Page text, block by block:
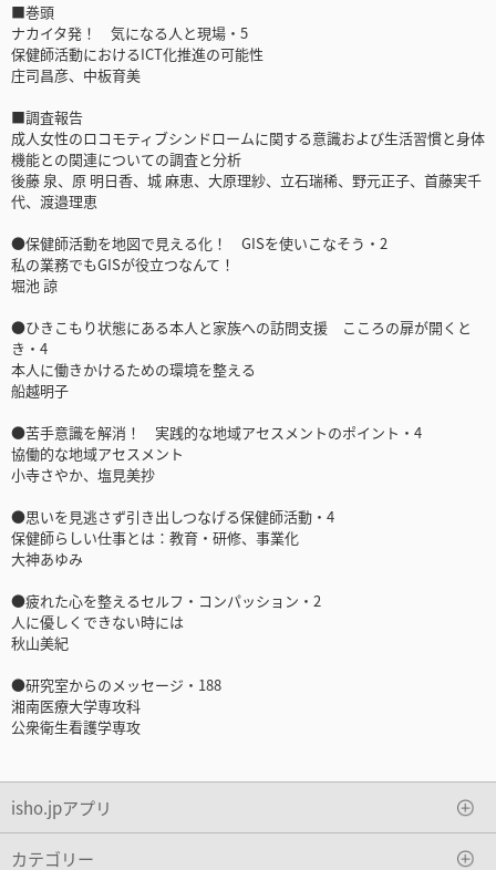
■巻頭
ナカイタ発！ 気になる人と現場・5
保健師活動におけるICT化推進の可能性
庄司昌彦、中板育美
■調査報告
成人女性のロコモティブシンドロームに関する意識および生活習慣と身体
機能との関連についての調査と分析
後藤 泉、原 明日香、城 麻恵、大原理紗、立石瑞稀、野元正子、首藤実千
代、渡邉理恵
●保健師活動を地図で見える化！ GISを使いこなそう・2
私の業務でもGISが役立つなんて！
堀池 諒
●ひきこもり状態にある本人と家族への訪問支援 こころの扉が開くと
き・4
本人に働きかけるための環境を整える
船越明子
●苦手意識を解消！ 実践的な地域アセスメントのポイント・4
協働的な地域アセスメント
小寺さやか、塩見美抄
●思いを見逃さず引き出しつなげる保健師活動・4
保健師らしい仕事とは：教育・研修、事業化
大神あゆみ
●疲れた心を整えるセルフ・コンパッション・2
人に優しくできない時には
秋山美紀
●研究室からのメッセージ・188
湘南医療大学専攻科
公衆衛生看護学専攻
isho.jpアプリ
カテゴリー